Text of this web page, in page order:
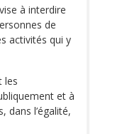
à interdire
de
activités qui y
les
et à
dans l’égalité,